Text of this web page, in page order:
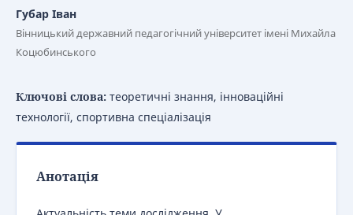
Губар Іван
Вінницький державний педагогічний університет імені Михайла
Коцюбинського
Ключові слова: теоретичні знання, інноваційні
технології, спортивна спеціалізація
Анотація